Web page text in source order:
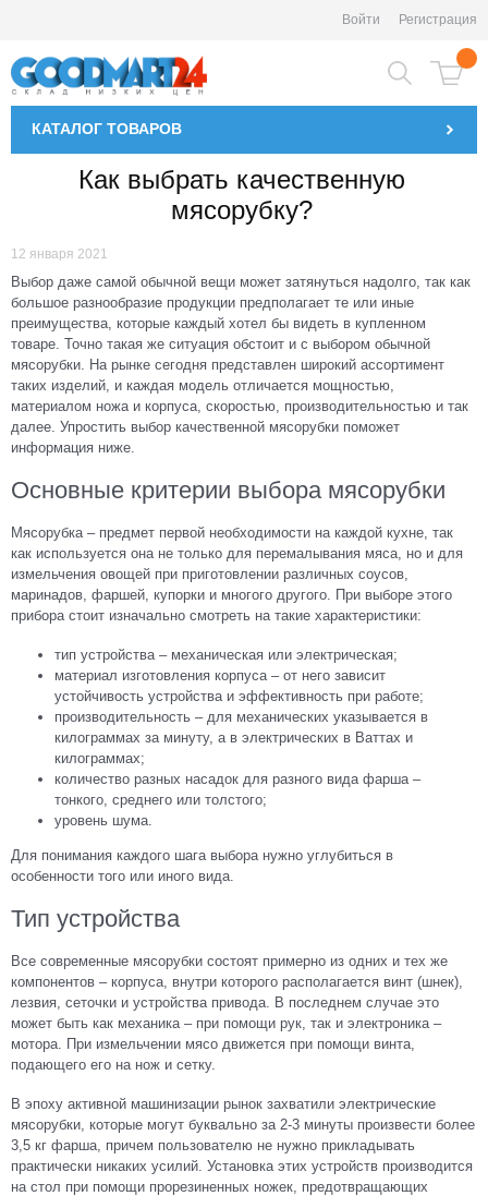
Войти Регистрация
КАТАЛОГ ТОВАРОВ
Как выбрать качественную
мясорубку?
12 января 2021
Выбор даже самой обычной вещи может затянуться надолго, так как
большое разнообразие продукции предполагает те или иные
преимущества, которые каждый хотел бы видеть в купленном
товаре. Точно такая же ситуация обстоит и с выбором обычной
мясорубки. На рынке сегодня представлен широкий ассортимент
таких изделий, и каждая модель отличается мощностью,
материалом ножа и корпуса, скоростью, производительностью и так
далее. Упростить выбор качественной мясорубки поможет
информация ниже.
Основные критерии выбора мясорубки
Мясорубка – предмет первой необходимости на каждой кухне, так
как используется она не только для перемалывания мяса, но и для
измельчения овощей при приготовлении различных соусов,
маринадов, фаршей, купорки и многого другого. При выборе этого
прибора стоит изначально смотреть на такие характеристики:
тип устройства – механическая или электрическая;
материал изготовления корпуса – от него зависит
устойчивость устройства и эффективность при работе;
производительность – для механических указывается в
килограммах за минуту, а в электрических в Ваттах и
килограммах;
количество разных насадок для разного вида фарша –
тонкого, среднего или толстого;
уровень шума.
Для понимания каждого шага выбора нужно углубиться в
особенности того или иного вида.
Тип устройства
Все современные мясорубки состоят примерно из одних и тех же
компонентов – корпуса, внутри которого располагается винт (шнек),
лезвия, сеточки и устройства привода. В последнем случае это
может быть как механика – при помощи рук, так и электроника –
мотора. При измельчении мясо движется при помощи винта,
подающего его на нож и сетку.
В эпоху активной машинизации рынок захватили электрические
мясорубки, которые могут буквально за 2-3 минуты произвести более
3,5 кг фарша, причем пользователю не нужно прикладывать
практически никаких усилий. Установка этих устройств производится
на стол при помощи прорезиненных ножек, предотвращающих